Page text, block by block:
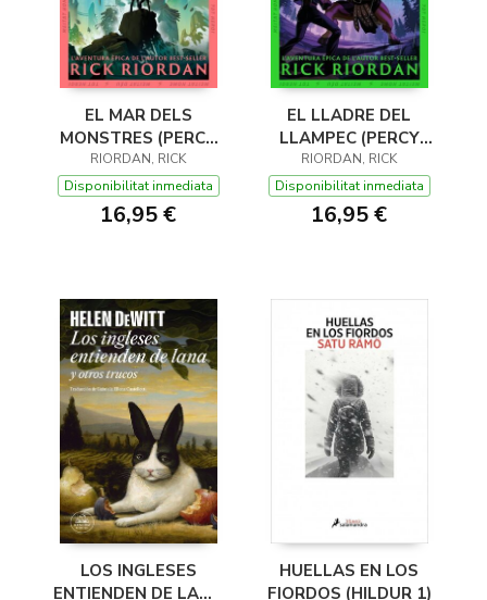
EL MAR DELS
MONSTRES (PERCY
JACKSON I ELS DÉUS
DE L'OLIMP 2)
RIORDAN, RICK
Disponibilitat inmediata
16,95 €
EL LLADRE DEL
LLAMPEC (PERCY
JACKSON I ELS DÉUS
DE L'OLIMP 1)
RIORDAN, RICK
Disponibilitat inmediata
16,95 €
LOS INGLESES
ENTIENDEN DE LANA
HUELLAS EN LOS
FIORDOS (HILDUR 1)